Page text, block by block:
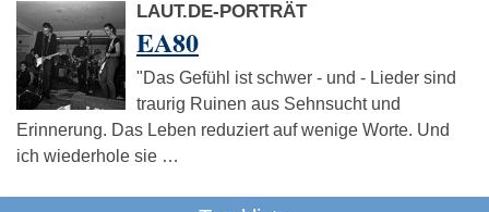
LAUT.DE-PORTRÄT
EA80
"Das Gefühl ist schwer - und - Lieder sind
traurig Ruinen aus Sehnsucht und
Erinnerung. Das Leben reduziert auf wenige Worte. Und
ich wiederhole sie …